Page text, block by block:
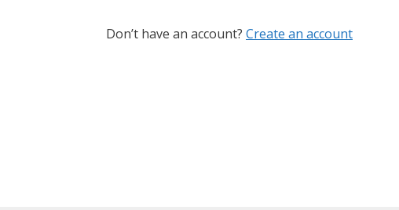
Don’t have an account? Create an account